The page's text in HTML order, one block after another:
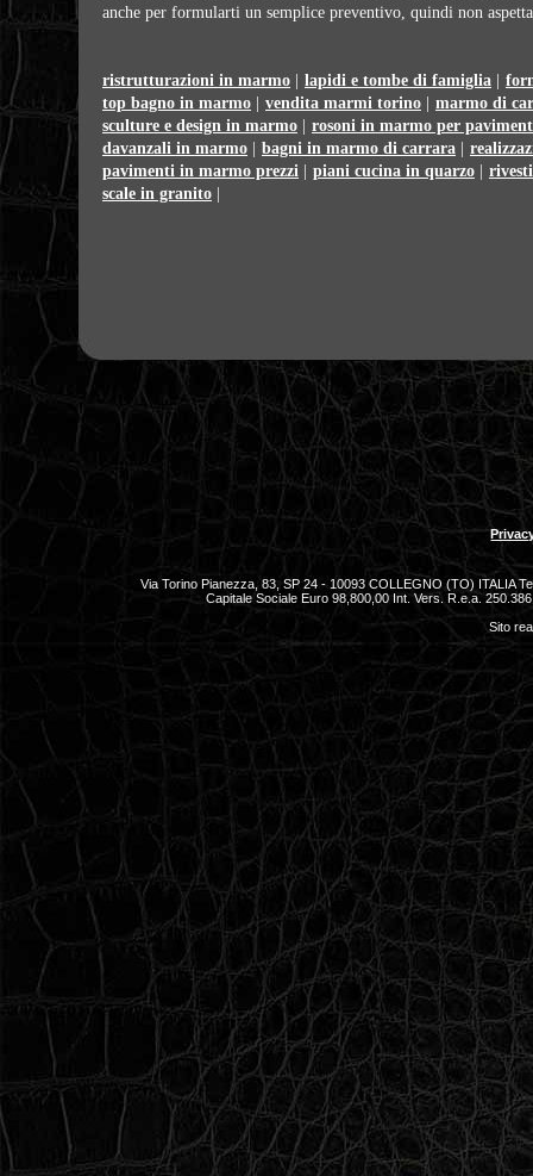
anche per formularti un semplice preventivo, quindi non
ristrutturazioni in marmo lapidi e tombe di famiglia
top bagno in marmo
vendita marmi torino
marmo di
sculture e design in marmo
rosoni in marmo per
davanzali in marmo
bagni in marmo di carrara
pavimenti in marmo prezzi
piani cucina in quarzo
scale in granito
Via Torino Pianezza, 83, SP 24 - 10093 COLLEGNO (TO) ITALIA
Capitale Sociale Euro 98,800,00 Int. Vers. R.e.a.
Sito